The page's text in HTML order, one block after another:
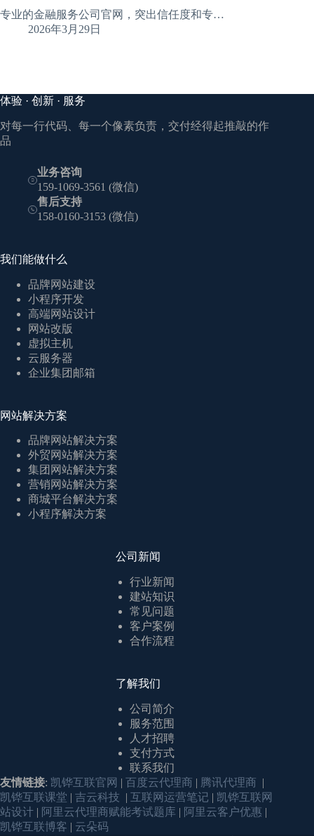
专业的金融服务公司官网，突出信任度和专…
2026年3月29日
体验 · 创新 · 服务
对每一行代码、每一个像素负责，交付经得起推敲的作
品
业务咨询
159-1069-3561 (微信)
售后支持
158-0160-3153 (微信)
我们能做什么
品牌网站建设
小程序开发
高端网站设计
网站改版
虚拟主机
云服务器
企业集团邮箱
网站解决方案
品牌网站解决方案
外贸网站解决方案
集团网站解决方案
营销网站解决方案
商城平台解决方案
小程序解决方案
公司新闻
行业新闻
建站知识
常见问题
客户案例
合作流程
了解我们
公司简介
服务范围
人才招聘
支付方式
联系我们
友情链接: 凯铧互联官网 | 百度云代理商 | 腾讯代理商 |
凯铧互联课堂 | 吉云科技 | 互联网运营笔记 | 凯铧互联网
站设计 | 阿里云代理商赋能考试题库 | 阿里云客户优惠 |
凯铧互联博客 | 云朵码